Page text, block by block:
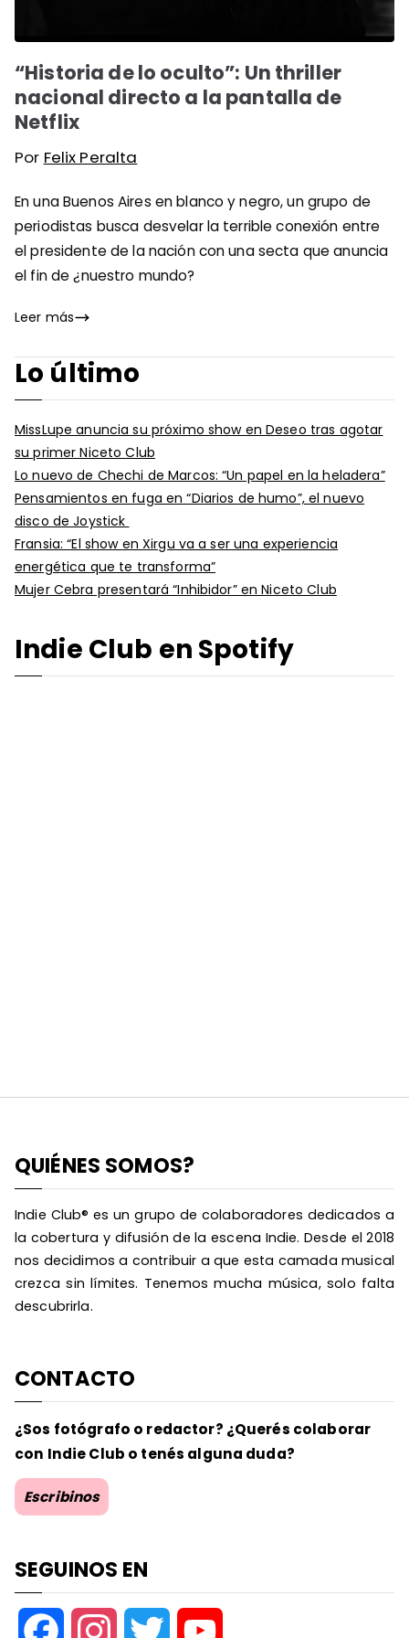
“Historia de lo oculto”: Un thriller
nacional directo a la pantalla de
Netflix
Por Felix Peralta
En una Buenos Aires en blanco y negro, un grupo de
periodistas busca desvelar la terrible conexión entre
el presidente de la nación con una secta que anuncia
el fin de ¿nuestro mundo?
Leer más
Lo último
MissLupe anuncia su próximo show en Deseo tras agotar
su primer Niceto Club
Lo nuevo de Chechi de Marcos: “Un papel en la heladera”
Pensamientos en fuga en “Diarios de humo”, el nuevo
disco de Joystick
Fransia: “El show en Xirgu va a ser una experiencia
energética que te transforma”
Mujer Cebra presentará “Inhibidor” en Niceto Club
Indie Club en Spotify
QUIÉNES SOMOS?
Indie Club® es un grupo de colaboradores dedicados a
la cobertura y difusión de la escena Indie. Desde el 2018
nos decidimos a contribuir a que esta camada musical
crezca sin límites. Tenemos mucha música, solo falta
descubrirla.
CONTACTO
¿Sos fotógrafo o redactor? ¿Querés colaborar
con Indie Club o tenés alguna duda?
Escribinos
SEGUINOS EN